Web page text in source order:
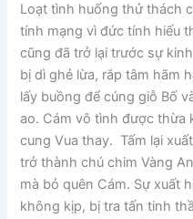
Loạt tình huống thử thách
tính mạng vì đức tính hiếu
cũng đã trở lại trước sự
bị dì ghẻ lừa, rắp tâm hãm
lấy buồng để cúng giỗ Bố
ao. Cám vô tình được thừa
cung Vua thay. Tấm lại
trở thành chú chim Vàng
mà bỏ quên Cám. Sự xuất
không kịp, bị tra tấn tinh